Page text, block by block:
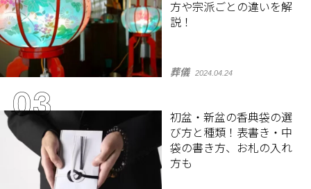
方や宗派ごとの違いを解
説！
葬儀 2024.04.24
初盆・新盆の香典袋の選
び方と種類！表書き・中
袋の書き方、お札の入れ
方も